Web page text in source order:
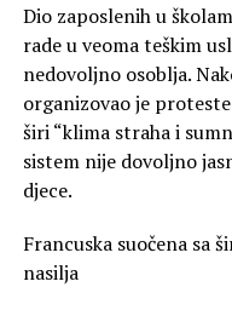
Dio zaposlenih u
rade u veoma teškim
nedovoljno osoblja.
organizovao je
širi “klima straha i
sistem nije dovoljno
djece.
Francuska suočena sa
nasilja